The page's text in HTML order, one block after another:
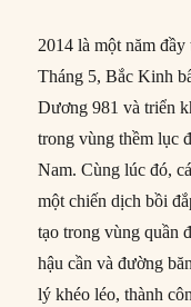
2014 là một năm
Tháng 5, Bắc Kinh
Dương 981 và triển
trong vùng thềm lục
Nam. Cùng lúc đó,
một chiến dịch bồi
tạo trong vùng quần
hậu cần và đường
lý khéo léo, thành